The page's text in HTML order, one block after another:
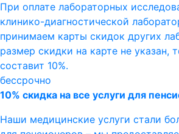
При оплате лабораторных
клинико-диагностической
принимаем карты скидок других
размер скидки на карте не указан,
составит 10%.
бессрочно
10% скидка на все услуги для
Наши медицинские услуги стали